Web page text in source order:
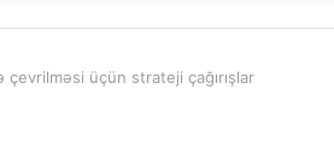
çevrilməsi üçün strateji çağırışlar